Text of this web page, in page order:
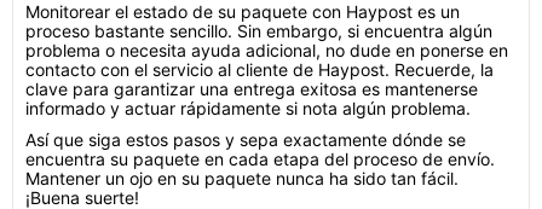
Monitorear el estado de su paquete con Haypost es un
proceso bastante sencillo. Sin embargo, si encuentra algún
problema o necesita ayuda adicional, no dude en ponerse en
contacto con el servicio al cliente de Haypost. Recuerde, la
clave para garantizar una entrega exitosa es mantenerse
informado y actuar rápidamente si nota algún problema.
Así que siga estos pasos y sepa exactamente dónde se
encuentra su paquete en cada etapa del proceso de envío.
Mantener un ojo en su paquete nunca ha sido tan fácil.
¡Buena suerte!